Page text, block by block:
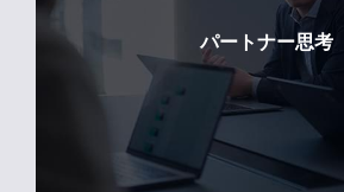
パートナー思考